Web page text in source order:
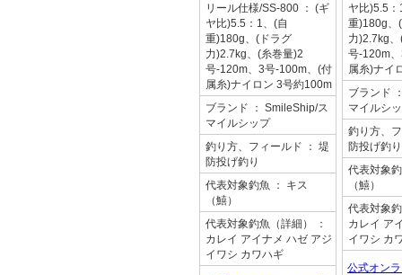
リール仕様/SS-800 ： (ギ
ヤ比)5.5：1、(自
重)180g、(ドラグ
力)2.7kg、(糸巻量)2
号-120m、3号-100m、(付
属糸)ナイロン 3号約100m
ブランド
： SmileShip/ス
マイルシップ
釣り方、フィールド
： 堤
防投げ釣り
代表対象釣魚
： キス
（鱚）
代表対象釣魚（詳細）
：
カレイ アイナメ ハゼ アジ
イワシ カワハギ
ヤ比)5.5
重)180g、
力)2.7kg
号-120m
属糸)ナイ
ブランド
マイルシ
釣り方、
防投げ釣り
代表対象
（鱚）
代表対象
カレイ ア
イワシ カ
公式オン